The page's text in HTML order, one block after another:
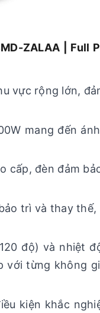
ZALAA | Full
vực rộng lớn,
mang đến
cấp, đèn đảm
trì và thay thế,
độ) và nhiệt
với từng không
kiện khắc